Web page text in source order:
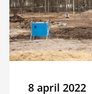
8 april 2022